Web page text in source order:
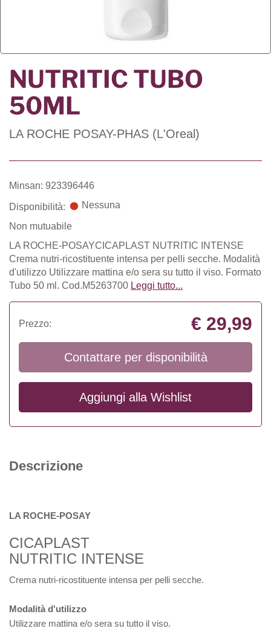
NUTRITIC TUBO
50ML
LA ROCHE POSAY-PHAS (L'Oreal)
Minsan: 923396446
Disponibilità: Nessuna
Non mutuabile
LA ROCHE-POSAYCICAPLAST NUTRITIC INTENSE
Crema nutri-ricostituente intensa per pelli secche. Modalità
d'utilizzo Utilizzare mattina e/o sera su tutto il viso. Formato
Tubo 50 ml. Cod.M5263700 Leggi tutto...
Prezzo: € 29,99
Contattare per disponibilità
Aggiungi alla Wishlist
Descrizione
LA ROCHE-POSAY
CICAPLAST
NUTRITIC INTENSE
Crema nutri-ricostituente intensa per pelli secche.
Modalità d'utilizzo
Utilizzare mattina e/o sera su tutto il viso.